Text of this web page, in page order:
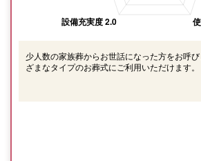
少人数の家族葬からお世話になった方をお呼
ざまなタイプのお葬式にご利用いただけます。